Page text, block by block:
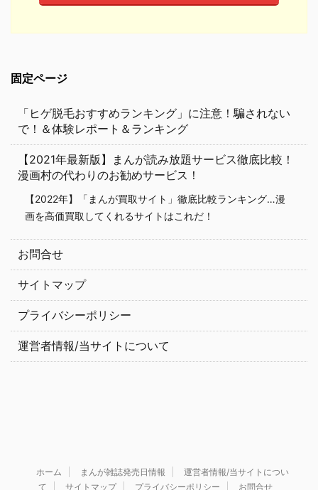
固定ページ
「ヒゲ脱毛おすすめランキング」に注意！騙されない
で！＆体験レポート＆ランキング
【2021年最新版】まんが読み放題サービス徹底比較！
漫画村の代わりのお勧めサービス！
【2022年】「まんが買取サイト」徹底比較ランキング…漫
画を高価買取してくれるサイトはこれだ！
お問合せ
サイトマップ
プライバシーポリシー
運営者情報/当サイトについて
ホーム まんが雑誌発売日情報
運営者情報/当サイトについ
て
サイトマップ プライバシーポリシー お問合せ